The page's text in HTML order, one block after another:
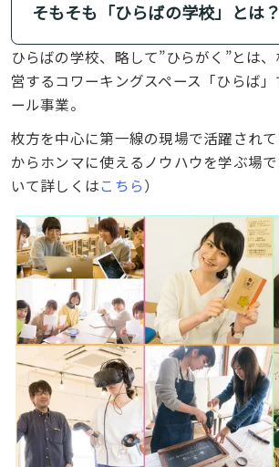
そもそも「ひらばの学校」とは？
ひらばの学校、略して”ひらがく”とは
営するコワーキングスペース「ひらば
ール事業。
枚方を中心に第一線の現場で活躍され
からホンマに使えるノウハウを学ぶ場
いて詳しくはこちら）